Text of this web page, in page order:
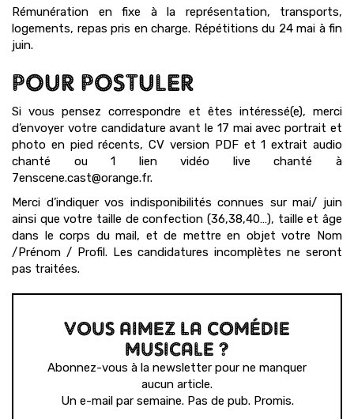
Rémunération en fixe à la représentation, transports,
logements, repas pris en charge. Répétitions du 24 mai à fin
juin.
POUR POSTULER
Si vous pensez correspondre et êtes intéressé(e), merci
d’envoyer votre candidature avant le 17 mai avec portrait et
photo en pied récents, CV version PDF et 1 extrait audio
chanté ou 1 lien vidéo live chanté à
7enscene.cast@orange.fr.
Merci d’indiquer vos indisponibilités connues sur mai/ juin
ainsi que votre taille de confection (36,38,40…), taille et âge
dans le corps du mail, et de mettre en objet votre Nom
/Prénom / Profil. Les candidatures incomplètes ne seront
pas traitées.
VOUS AIMEZ LA COMÉDIE
MUSICALE ?
Abonnez-vous à la newsletter pour ne manquer
aucun article.
Un e-mail par semaine. Pas de pub. Promis.